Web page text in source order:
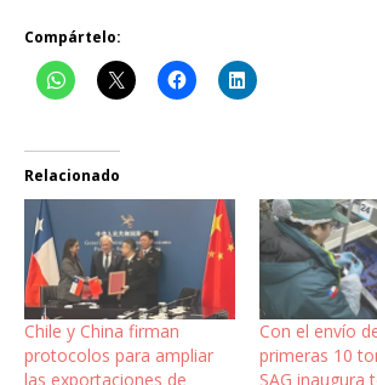
Compártelo:
Relacionado
Chile y China firman
protocolos para ampliar
las exportaciones de
Con el envío
primeras 10
SAG inaugura